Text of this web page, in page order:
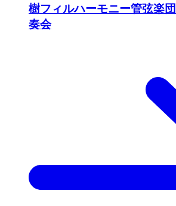
樹フィルハーモニー管弦楽
奏会